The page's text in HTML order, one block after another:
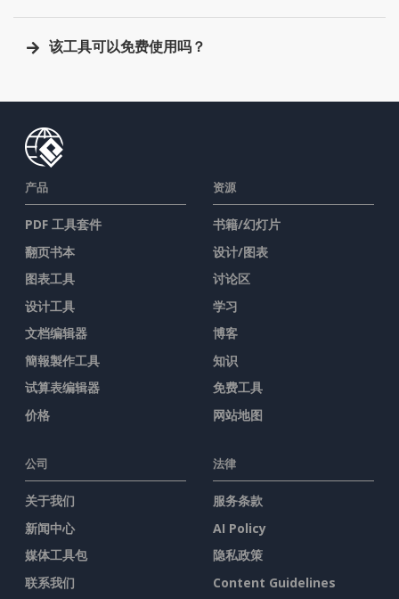
该工具可以免费使用吗？
产品
PDF 工具套件
翻页书本
图表工具
设计工具
文档编辑器
簡報製作工具
试算表编辑器
价格
资源
书籍/幻灯片
设计/图表
讨论区
学习
博客
知识
免费工具
网站地图
公司
关于我们
新闻中心
媒体工具包
联系我们
法律
服务条款
AI Policy
隐私政策
Content Guidelines